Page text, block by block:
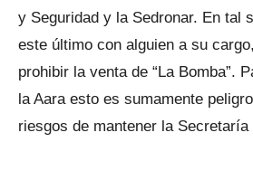
y Seguridad y la Sedronar. En tal
este último con alguien a su
prohibir la venta de “La Bomba”.
la Aara esto es sumamente
riesgos de mantener la